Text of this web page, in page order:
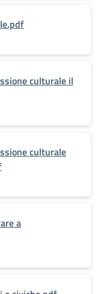
culturale il
culturale
a